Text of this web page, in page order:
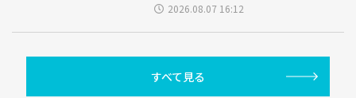
2026.08.07 16:12
すべて見る